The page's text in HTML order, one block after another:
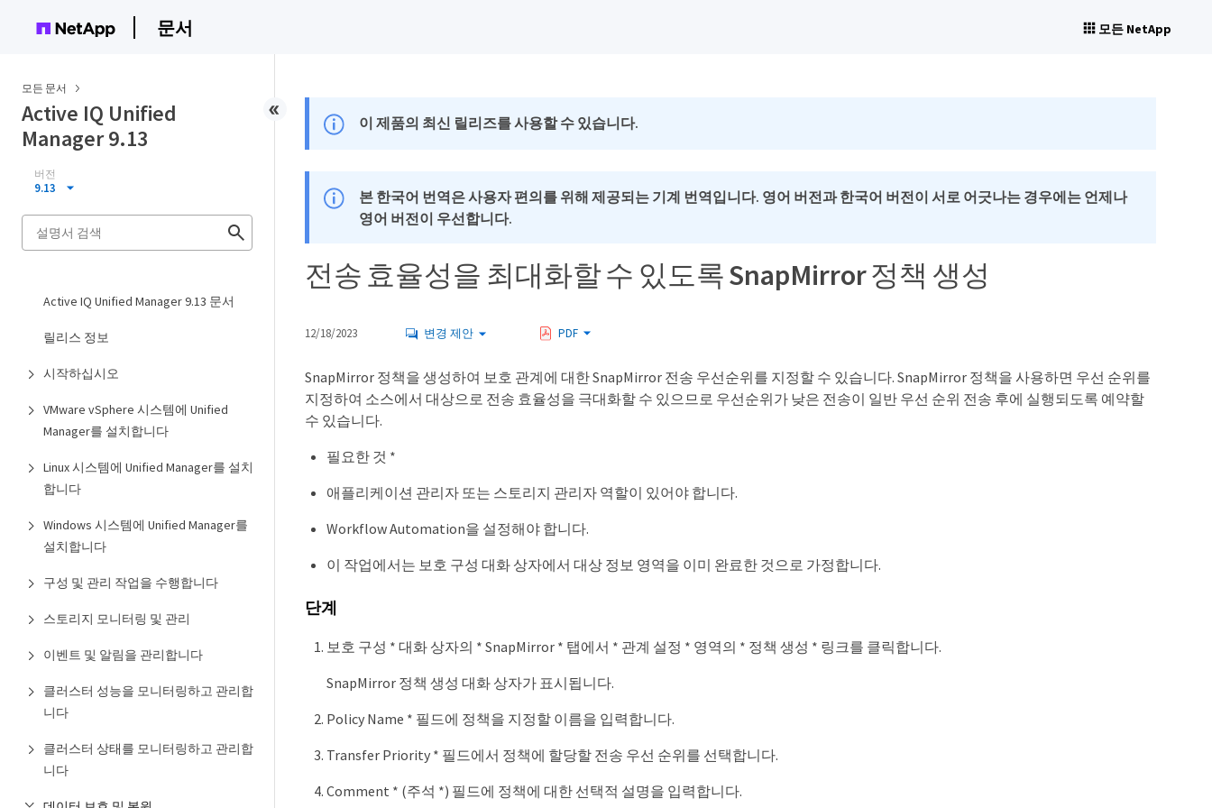
문서 모든 NetApp
모든 문서
Active IQ Unified
Manager 9.13
버전
9.13
Active IQ Unified Manager 9.13 문서
릴리스 정보
시작하십시오
VMware vSphere 시스템에 Unified
Manager를 설치합니다
Linux 시스템에 Unified Manager를 설치
합니다
Windows 시스템에 Unified Manager를
설치합니다
구성 및 관리 작업을 수행합니다
스토리지 모니터링 및 관리
이벤트 및 알림을 관리합니다
클러스터 성능을 모니터링하고 관리합
니다
클러스터 상태를 모니터링하고 관리합
니다
이 제품의 최신 릴리즈를 사용할 수 있습니다.
본 한국어 번역은 사용자 편의를 위해 제공되는 기계 번역입니다. 영어 버전과 한국어 버전이 서로 어긋나는 경우에는 언제나
영어 버전이 우선합니다.
전송 효율성을 최대화할 수 있도록 SnapMirror 정책 생성
12/18/2023 변경 제안 PDF
SnapMirror 정책을 생성하여 보호 관계에 대한 SnapMirror 전송 우선순위를 지정할 수 있습니다. SnapMirror 정책을 사용하면 우선 순위를
지정하여 소스에서 대상으로 전송 효율성을 극대화할 수 있으므로 우선순위가 낮은 전송이 일반 우선 순위 전송 후에 실행되도록 예약할
수 있습니다.
필요한 것 *
애플리케이션 관리자 또는 스토리지 관리자 역할이 있어야 합니다.
Workflow Automation을 설정해야 합니다.
이 작업에서는 보호 구성 대화 상자에서 대상 정보 영역을 이미 완료한 것으로 가정합니다.
단계
보호 구성 * 대화 상자의 * SnapMirror * 탭에서 * 관계 설정 * 영역의 * 정책 생성 * 링크를 클릭합니다.
SnapMirror 정책 생성 대화 상자가 표시됩니다.
Policy Name * 필드에 정책을 지정할 이름을 입력합니다.
Transfer Priority * 필드에서 정책에 할당할 전송 우선 순위를 선택합니다.
Comment * (주석 *) 필드에 정책에 대한 선택적 설명을 입력합니다.